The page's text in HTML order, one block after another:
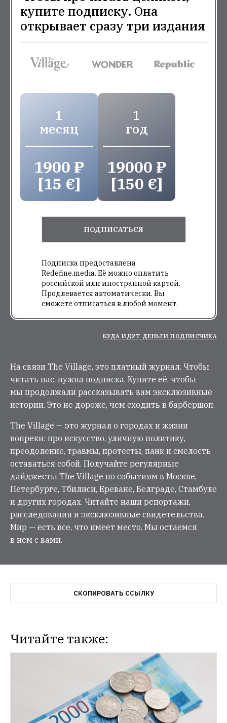
купите подписку. Она
открывает сразу три издания
1
месяц
1900 ₽
[15 €]
1
год
19000 ₽
[150 €]
ПОДПИСАТЬСЯ
Подписка предоставлена
Redefine.media. Её можно оплатить
российской или иностранной картой.
Продлевается автоматически. Вы
сможете отписаться в любой момент.
КУДА ИДУТ ДЕНЬГИ ПОДПИСЧИКА
На связи The Village, это платный журнал. Чтобы
читать нас, нужна подписка. Купите её, чтобы
мы продолжали рассказывать вам эксклюзивные
истории. Это не дороже, чем сходить в барбершоп.
The Village — это журнал о городах и жизни
вопреки: про искусство, уличную политику,
преодоление, травмы, протесты, панк и смелость
оставаться собой. Получайте регулярные
дайджесты The Village по событиям в Москве,
Петербурге, Тбилиси, Ереване, Белграде, Стамбуле
и других городах. Читайте наши репортажи,
расследования и эксклюзивные свидетельства.
Мир — есть все, что имеет место. Мы остаемся
в нем с вами.
СКОПИРОВАТЬ ССЫЛКУ
Читайте также:
Максим Орешкин назвал американские
санкции хорошим тестом для экономикиВ
свою очередь, Эльвира Набиуллина не